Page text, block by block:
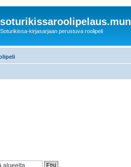
Soturikissa-kirjasarjaan perustuva roolipeli